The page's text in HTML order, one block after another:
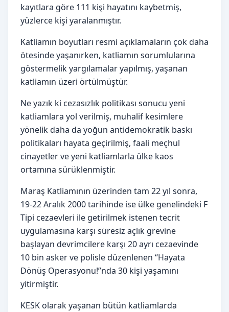
kayıtlara göre 111 kişi hayatını kaybetmiş,
yüzlerce kişi yaralanmıştır.
Katliamın boyutları resmi açıklamaların çok daha
ötesinde yaşanırken, katliamın sorumlularına
göstermelik yargılamalar yapılmış, yaşanan
katliamın üzeri örtülmüştür.
Ne yazık ki cezasızlık politikası sonucu yeni
katliamlara yol verilmiş, muhalif kesimlere
yönelik daha da yoğun antidemokratik baskı
politikaları hayata geçirilmiş, faali meçhul
cinayetler ve yeni katliamlarla ülke kaos
ortamına sürüklenmiştir.
Maraş Katliamının üzerinden tam 22 yıl sonra,
19-22 Aralık 2000 tarihinde ise ülke genelindeki F
Tipi cezaevleri ile getirilmek istenen tecrit
uygulamasına karşı süresiz açlık grevine
başlayan devrimcilere karşı 20 ayrı cezaevinde
10 bin asker ve polisle düzenlenen “Hayata
Dönüş Operasyonu!”nda 30 kişi yaşamını
yitirmiştir.
KESK olarak yaşanan bütün katliamlarda